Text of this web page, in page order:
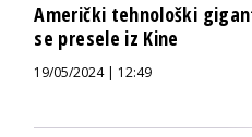
Američki tehnološki
se presele iz Kine
19/05/2024 | 12:49